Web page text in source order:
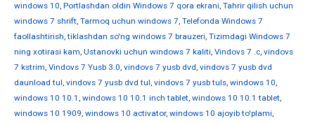
windows 10, Portlashdan oldin Windows 7 qora ekrani, Tahrir qilish uchun
windows 7 shrift, Tarmoq uchun windows 7, Telefonda Windows 7
faollashtirish,tiklashdan so'ng windows 7 brauzeri, Tizimdagi Windows 7
ning xotirasi kam, Ustanovki uchun windows 7 kaliti, Vindovs 7 .c, vindovs
7 kstrim, Vindovs 7 Yusb 3.0, vindovs 7 yusb dvd, vindovs 7 yusb dvd
daunload tul, vindovs 7 yusb dvd tul, vindovs 7 yusb tuls, windows 10,
windows 10 10.1 , windows 10 10.1 inch tablet, windows 10 10.1 tablet,
windows 10 1909, windows 10 activator, windows 10 ajoyib to'plami,